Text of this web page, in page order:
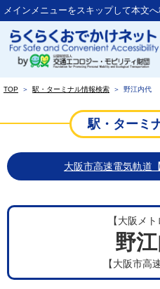
メインメニューをスキップして本文
TOP ＞ 駅・ターミナル情報検索 ＞ 野江内代
駅・ターミ
大阪市高速電気軌道
【大阪メト
野
【大阪市高